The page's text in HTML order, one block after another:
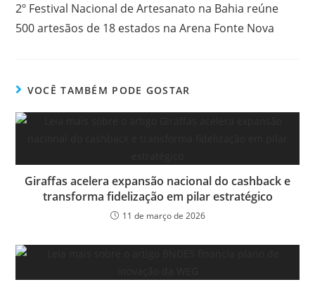
2º Festival Nacional de Artesanato na Bahia reúne
500 artesãos de 18 estados na Arena Fonte Nova
VOCÊ TAMBÉM PODE GOSTAR
Giraffas acelera expansão nacional do cashback e
transforma fidelização em pilar estratégico
11 de março de 2026